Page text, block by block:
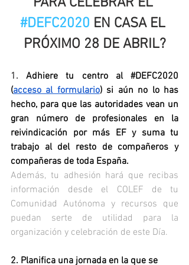
#DEFC2020 EN CASA EL
PRÓXIMO 28 DE ABRIL?
1. Adhiere tu centro al #DEFC2020
(acceso al formulario) si aún no lo has
hecho, para que las autoridades vean un
gran número de profesionales en la
reivindicación por más EF y suma tu
trabajo al del resto de compañeros y
compañeras de toda España.
Además, tu adhesión hará que recibas
información desde el COLEF de tu
Comunidad Autónoma y recursos que
puedan serte de utilidad para la
organización y celebración de este Día.
2. Planifica una jornada en la que se